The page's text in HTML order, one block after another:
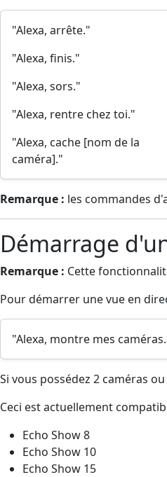
"Alexa, arrête."
"Alexa, finis."
"Alexa, sors."
"Alexa, rentre chez toi."
"Alexa, cache [nom de la
caméra]."
Remarque : les commandes
Démarrage
Remarque : Cette
Pour démarrer une vue en
"Alexa, montre mes
Si vous possédez 2 caméras
Ceci est actuellement
Echo Show 8
Echo Show 10
Echo Show 15